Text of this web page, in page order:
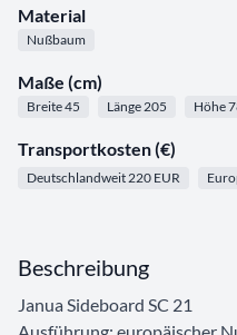
Material
Nußbaum
Maße (cm)
Breite 45 Länge 205 Höhe
Transportkosten (€)
Deutschlandweit 220 EUR
Beschreibung
Janua Sideboard SC 21